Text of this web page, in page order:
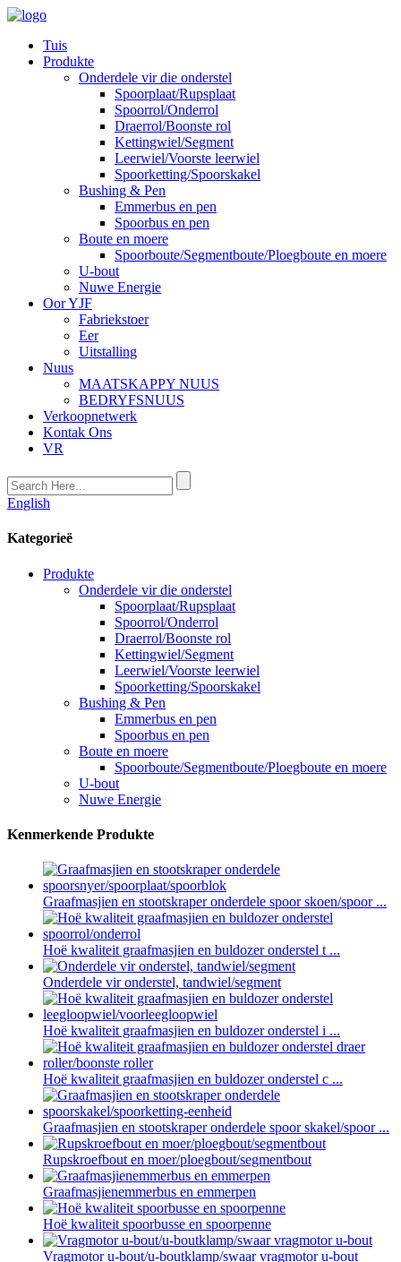
Tuis
Produkte
Onderdele vir die onderstel
Spoorplaat/Rupsplaat
Spoorrol/Onderrol
Draerrol/Boonste rol
Kettingwiel/Segment
Leerwiel/Voorste leerwiel
Spoorketting/Spoorskakel
Bushing & Pen
Emmerbus en pen
Spoorbus en pen
Boute en moere
Spoorboute/Segmentboute/Ploegboute en moere
U-bout
Nuwe Energie
Oor YJF
Fabriekstoer
Eer
Uitstalling
Nuus
MAATSKAPPY NUUS
BEDRYFSNUUS
Verkoopnetwerk
Kontak Ons
VR
English
Kategorieë
Produkte
Onderdele vir die onderstel
Spoorplaat/Rupsplaat
Spoorrol/Onderrol
Draerrol/Boonste rol
Kettingwiel/Segment
Leerwiel/Voorste leerwiel
Spoorketting/Spoorskakel
Bushing & Pen
Emmerbus en pen
Spoorbus en pen
Boute en moere
Spoorboute/Segmentboute/Ploegboute en moere
U-bout
Nuwe Energie
Kenmerkende Produkte
Graafmasjien en stootskraper onderdele spoor skoen/spoor ...
Hoë kwaliteit graafmasjien en buldozer onderstel t ...
Onderdele vir onderstel, tandwiel/segment
Hoë kwaliteit graafmasjien en buldozer onderstel i ...
Hoë kwaliteit graafmasjien en buldozer onderstel c ...
Graafmasjien en stootskraper onderdele spoor skakel/spoor ...
Rupskroefbout en moer/ploegbout/segmentbout
Graafmasjienemmerbus en emmerpen
Hoë kwaliteit spoorbusse en spoorpenne
Vragmotor u-bout/u-boutklamp/swaar vragmotor u-bout